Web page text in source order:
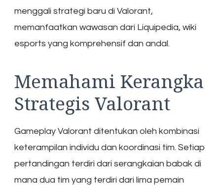
menggali strategi baru di Valorant,
memanfaatkan wawasan dari Liquipedia, wiki
esports yang komprehensif dan andal.
Memahami Kerangka
Strategis Valorant
Gameplay Valorant ditentukan oleh kombinasi
keterampilan individu dan koordinasi tim. Setiap
pertandingan terdiri dari serangkaian babak di
mana dua tim yang terdiri dari lima pemain